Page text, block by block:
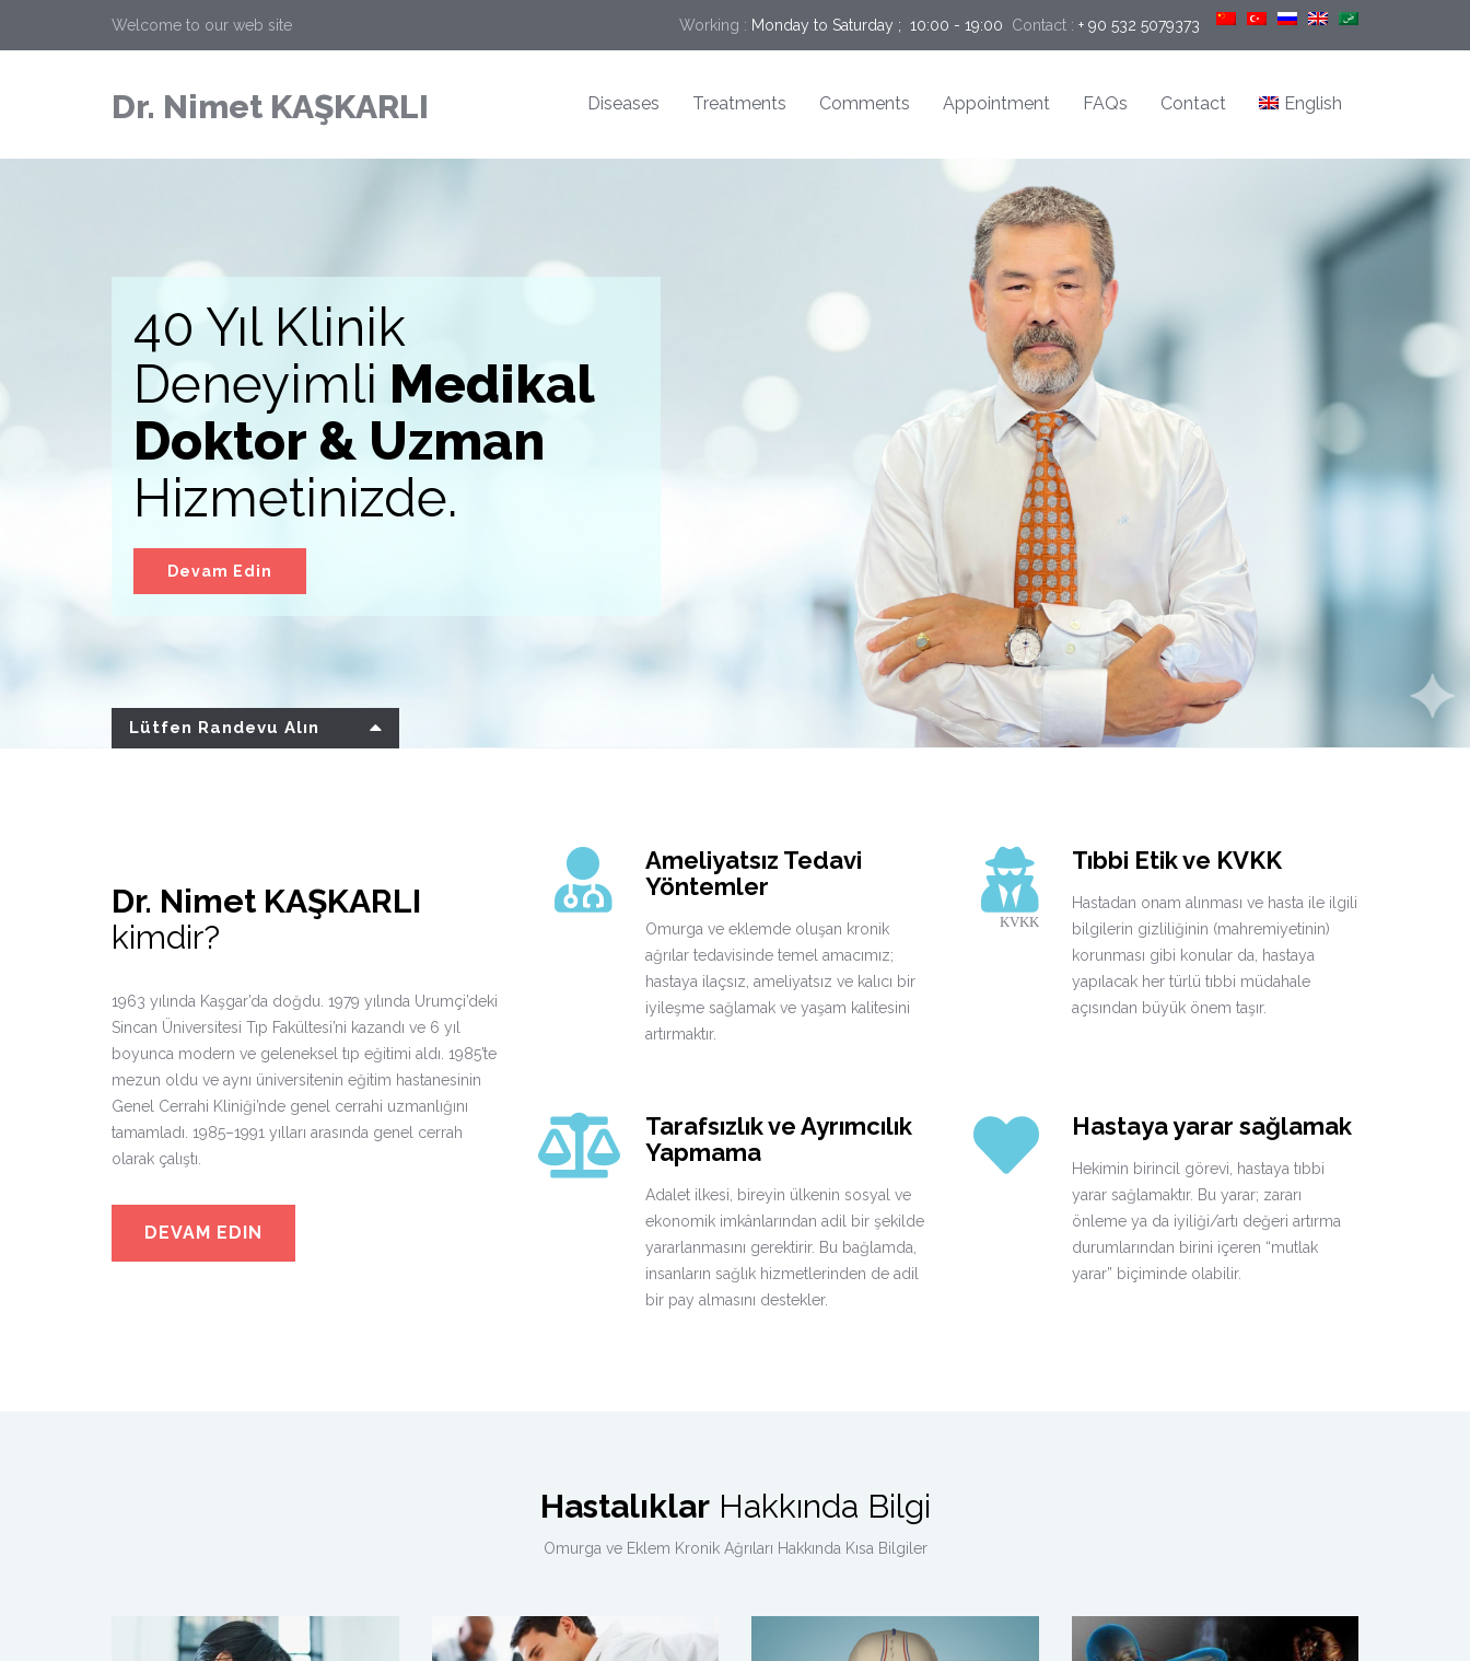
Welcome to our web site Working : Monday to Saturday ;  10:00 - 19:00 Contact : + 90 532 5079373
Dr. Nimet KAŞKARLI Diseases Treatments Comments Appointment FAQs Contact English
40 Yıl Klinik
Deneyimli Medikal
Doktor & Uzman
Hizmetinizde.
Devam Edin
Geleneksel
Tedaviler ile
Omurga ve eklem
kaynaklıAkut &
Kronik Ağrılar ....
Lütfen Randevu Alın
Dr. Nimet KAŞKARLI
kimdir?
1963 yılında Kaşgar’da doğdu. 1979 yılında Urumçi’deki
Sincan Üniversitesi Tıp Fakültesi’ni kazandı ve 6 yıl
boyunca modern ve geleneksel tıp eğitimi aldı. 1985’te
mezun oldu ve aynı üniversitenin eğitim hastanesinin
Genel Cerrahi Kliniği’nde genel cerrahi uzmanlığını
tamamladı. 1985–1991 yılları arasında genel cerrah
olarak çalıştı.
DEVAM EDIN
Ameliyatsız Tedavi
Yöntemler
Omurga ve eklemde oluşan kronik
ağrılar tedavisinde temel amacımız;
hastaya ilaçsız, ameliyatsız ve kalıcı bir
iyileşme sağlamak ve yaşam kalitesini
artırmaktır.
KVKK
Tıbbi Etik ve KVKK
Hastadan onam alınması ve hasta ile ilgili
bilgilerin gizliliğinin (mahremiyetinin)
korunması gibi konular da, hastaya
yapılacak her türlü tıbbi müdahale
açısından büyük önem taşır.
Tarafsızlık ve Ayrımcılık
Yapmama
Adalet ilkesi, bireyin ülkenin sosyal ve
ekonomik imkânlarından adil bir şekilde
yararlanmasını gerektirir. Bu bağlamda,
insanların sağlık hizmetlerinden de adil
bir pay almasını destekler.
Hastaya yarar sağlamak
Hekimin birincil görevi, hastaya tıbbi
yarar sağlamaktır. Bu yarar; zararı
önleme ya da iyiliği/artı değeri artırma
durumlarından birini içeren “mutlak
yarar” biçiminde olabilir.
HastalıklarHakkında Bilgi
Omurga ve Eklem Kronik Ağrıları Hakkında Kısa Bilgiler